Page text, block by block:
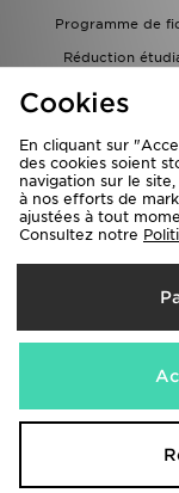
Programme de
Réduction
Carte Cadeau
Nous
Visitez
Cookies
En cliquant sur
des cookies soient
navigation sur le
à nos efforts de
ajustées à tout
Consultez notre